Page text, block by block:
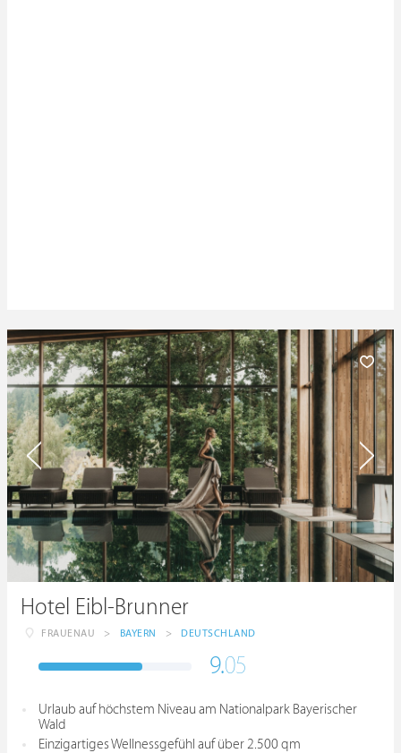
Hotel Eibl-Brunner
FRAUENAU > BAYERN > DEUTSCHLAND
9.05
Urlaub auf höchstem Niveau am Nationalpark Bayerischer
Wald
Einzigartiges Wellnessgefühl auf über 2.500 qm